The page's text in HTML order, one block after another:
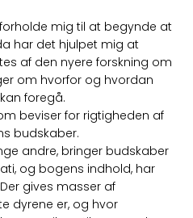
mig til at begynde at
har det hjulpet mig at
af den nyere forskning om
om hvorfor og hvordan
foregå.
beviser for rigtigheden af
budskaber.
andre, bringer budskaber
og bogens indhold, har
gives masser af
dyrene er, og hvor